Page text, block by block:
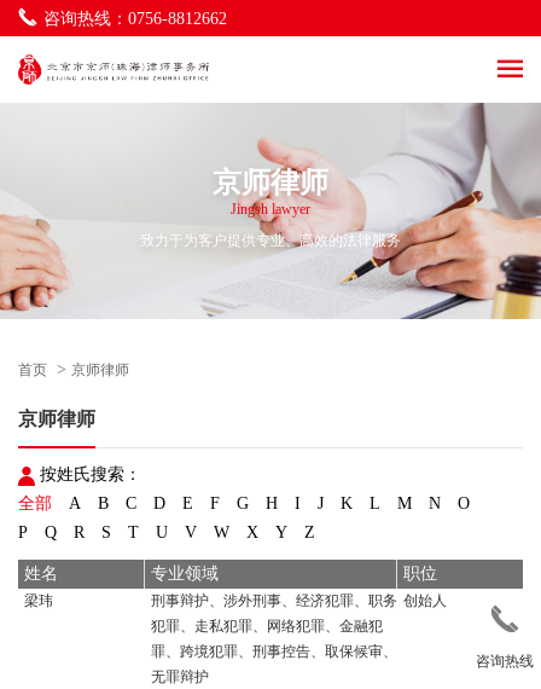
咨询热线：0756-8812662海商海事与物流法律事务
一带一路及涉外法律事务
京师律师
Jingsh lawyer
致力于为客户提供专业、高效的法律服务
首页 > 京师律师
京师律师
按姓氏搜索：
全部
A B C D E F G H I J K L M N
O
P
Q R S T U V W X Y Z
姓名 专业领域 职位
梁玮
刑事辩护、涉外刑事、经济犯罪、职务
犯罪、走私犯罪、网络犯罪、金融犯
罪、跨境犯罪、刑事控告、取保候审、
无罪辩护
创始人
咨询热线